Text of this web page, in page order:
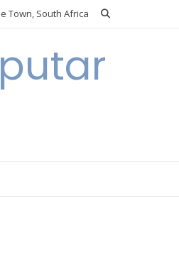
Town, South Africa